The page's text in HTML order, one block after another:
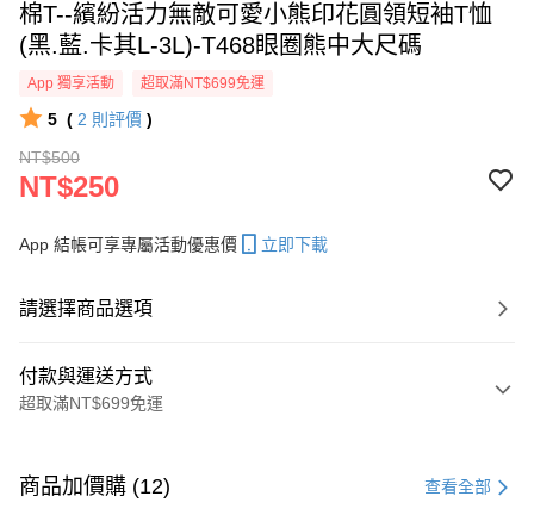
棉T--繽紛活力無敵可愛小熊印花圓領短袖T恤
(黑.藍.卡其L-3L)-T468眼圈熊中大尺碼
App 獨享活動 超取滿NT$699免運
5 ( 2 則評價 )
NT$500
NT$250
App 結帳可享專屬活動優惠價 立即下載
請選擇商品選項
付款與運送方式
超取滿NT$699免運
信用卡一次付款
商品加價購 (12) 查看全部